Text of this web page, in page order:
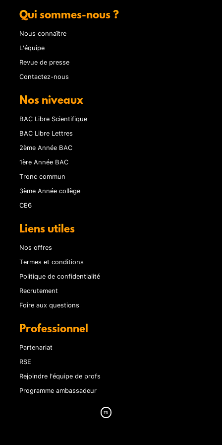
Qui sommes-nous ?
Nous connaître
L'équipe
Revue de presse
Contactez-nous
Nos niveaux
BAC Libre Scientifique
BAC Libre Lettres
2ème Année BAC
1ère Année BAC
Tronc commun
3ème Année collège
CE6
Liens utiles
Nos offres
Termes et conditions
Politique de confidentialité
Recrutement
Foire aux questions
Professionnel
Partenariat
RSE
Rejoindre l'équipe de profs
Programme ambassadeur